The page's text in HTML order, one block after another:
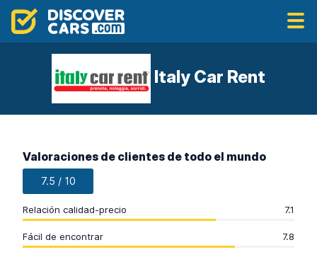
Italy Car Rent
Valoraciones de clientes de todo el mundo
7.5 / 10
Relación calidad-precio 7.1
Fácil de encontrar 7.8